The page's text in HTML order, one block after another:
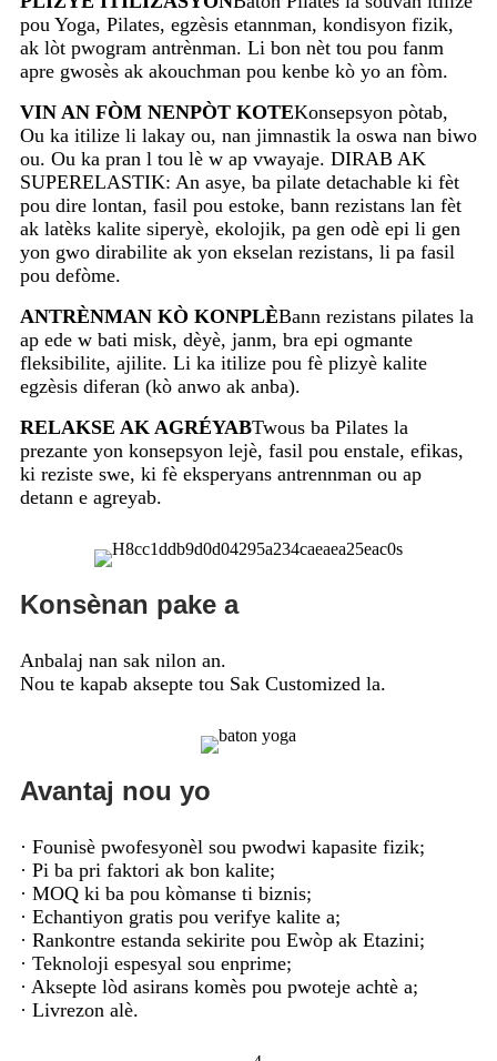
pou Yoga, Pilates, egzèsis etannman, kondisyon fizik,
ak lòt pwogram antrènman. Li bon nèt tou pou fanm
apre gwosès ak akouchman pou kenbe kò yo an fòm.
VIN AN FÒM NENPÒT KOTEKonsepsyon pòtab,
Ou ka itilize li lakay ou, nan jimnastik la oswa nan biwo
ou. Ou ka pran l tou lè w ap vwayaje. DIRAB AK
SUPERELASTIK: An asye, ba pilate detachable ki fèt
pou dire lontan, fasil pou estoke, bann rezistans lan fèt
ak latèks kalite siperyè, ekolojik, pa gen odè epi li gen
yon gwo dirabilite ak yon ekselan rezistans, li pa fasil
pou defòme.
ANTRÈNMAN KÒ KONPLÈBann rezistans pilates la
ap ede w bati misk, dèyè, janm, bra epi ogmante
fleksibilite, ajilite. Li ka itilize pou fè plizyè kalite
egzèsis diferan (kò anwo ak anba).
RELAKSE AK AGRÉYABTwous ba Pilates la
prezante yon konsepsyon lejè, fasil pou enstale, efikas,
ki reziste swe, ki fè eksperyans antrennman ou ap
detann e agreyab.
Konsènan pake a
Anbalaj nan sak nilon an.
Nou te kapab aksepte tou Sak Customized la.
Avantaj nou yo
· Founisè pwofesyonèl sou pwodwi kapasite fizik;
· Pi ba pri faktori ak bon kalite;
· MOQ ki ba pou kòmanse ti biznis;
· Echantiyon gratis pou verifye kalite a;
· Rankontre estanda sekirite pou Ewòp ak Etazini;
· Teknoloji espesyal sou enprime;
· Aksepte lòd asirans komès pou pwoteje achtè a;
· Livrezon alè.